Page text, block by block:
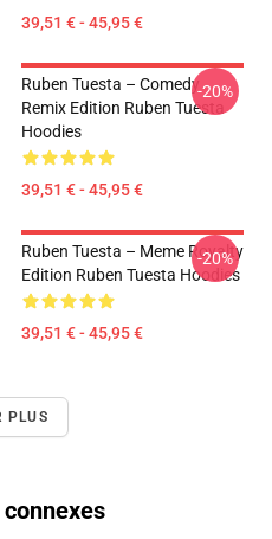
39,51 € - 45,95 €
Ruben Tuesta – Comedy
Remix Edition Ruben Tuesta
Hoodies
39,51 € - 45,95 €
-20%
Ruben Tuesta – Meme Royalty
Edition Ruben Tuesta Hoodies
39,51 € - 45,95 €
-20%
PLUS